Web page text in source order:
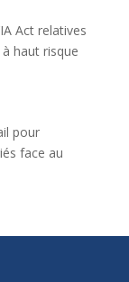
Act relatives
haut risque
pour
face au